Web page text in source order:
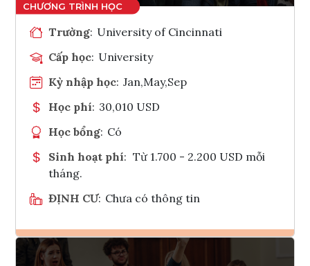
Trường: University of Cincinnati
Cấp học: University
Kỳ nhập học: Jan,May,Sep
Học phí: 30,010 USD
Học bổng: Có
Sinh hoạt phí: Từ 1.700 - 2.200 USD mỗi
tháng.
ĐỊNH CƯ: Chưa có thông tin
Ghi danh